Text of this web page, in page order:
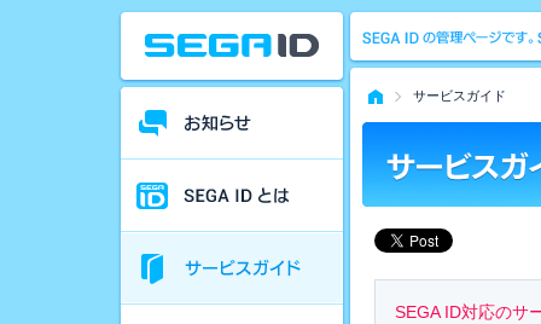
サービスガイド
SEGA ID対応のサ